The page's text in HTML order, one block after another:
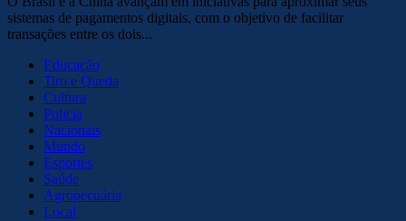
sistemas de pagamentos digitais, com o objetivo de facilitar
transações entre os dois...
Educação
Tiro e Queda
Cultura
Policia
Nacionais
Mundo
Esportes
Saúde
Agropecuária
Local